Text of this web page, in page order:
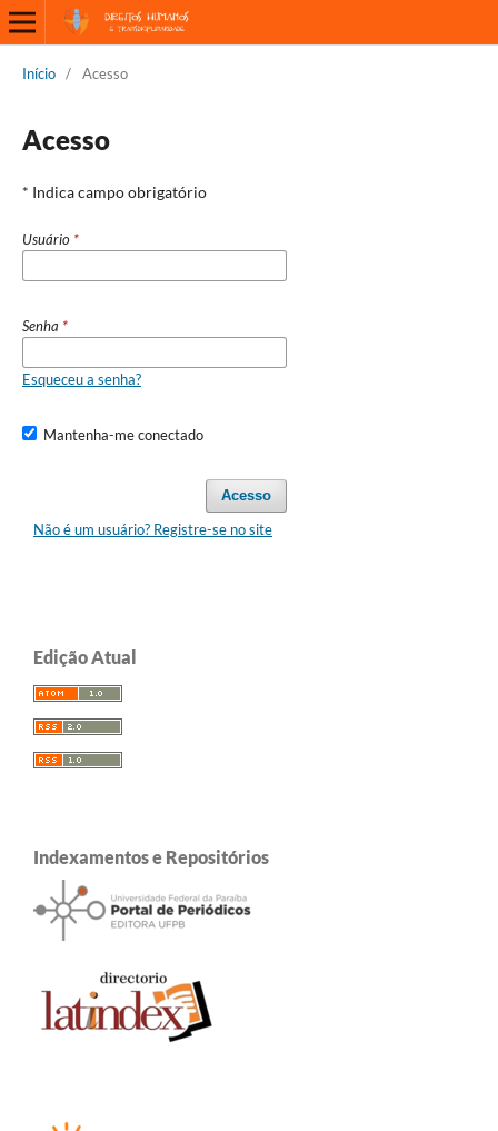
Início / Acesso
Acesso
* Indica campo obrigatório
Usuário *
Senha *
Esqueceu a senha?
Mantenha-me conectado
Acesso
Não é um usuário? Registre-se no site
Edição Atual
Indexamentos e Repositórios